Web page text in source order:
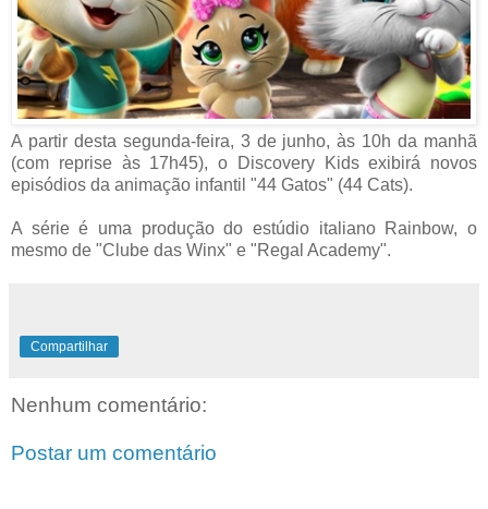
A partir desta segunda-feira, 3 de junho, às 10h da manhã
(com reprise às 17h45), o Discovery Kids exibirá novos
episódios da animação infantil "44 Gatos" (44 Cats).
A série é uma produção do estúdio italiano Rainbow, o
mesmo de "Clube das Winx" e "Regal Academy".
Compartilhar
Nenhum comentário:
Postar um comentário